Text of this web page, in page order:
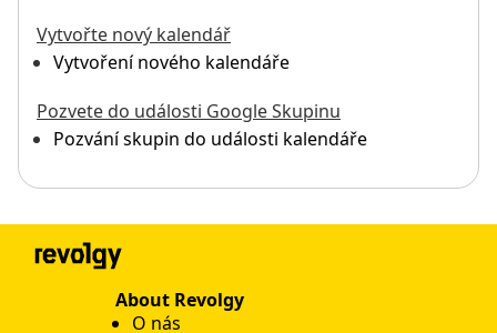
Vytvořte nový kalendář
Vytvoření nového kalendáře
Pozvete do události Google Skupinu
Pozvání skupin do události kalendáře
About Revolgy
O nás